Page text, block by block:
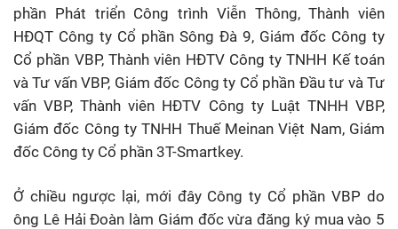
phần Phát triển Công trình Viễn Thông, Thành viên
HĐQT Công ty Cổ phần Sông Đà 9, Giám đốc Công ty
Cổ phần VBP, Thành viên HĐTV Công ty TNHH Kế toán
và Tư vấn VBP, Giám đốc Công ty Cổ phần Đầu tư và Tư
vấn VBP, Thành viên HĐTV Công ty Luật TNHH VBP,
Giám đốc Công ty TNHH Thuế Meinan Việt Nam, Giám
đốc Công ty Cổ phần 3T-Smartkey.
Ở chiều ngược lại, mới đây Công ty Cổ phần VBP do
ông Lê Hải Đoàn làm Giám đốc vừa đăng ký mua vào 5